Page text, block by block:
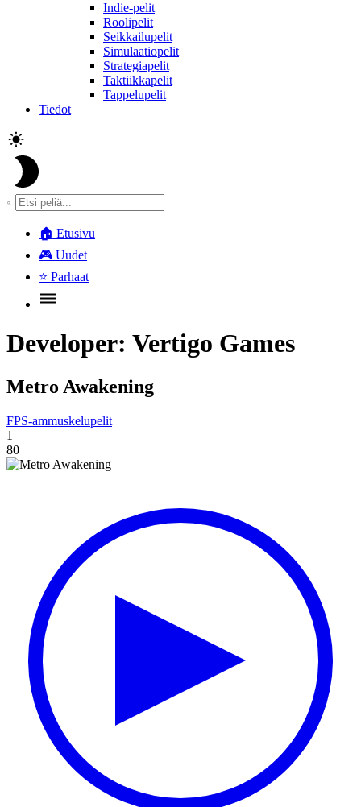
Indie-pelit
Roolipelit
Seikkailupelit
Simulaatiopelit
Strategiapelit
Taktiikkapelit
Tappelupelit
Tiedot
🏠 Etusivu
🎮 Uudet
⭐ Parhaat
Developer: Vertigo Games
Metro Awakening
FPS-ammuskelupelit
1
80